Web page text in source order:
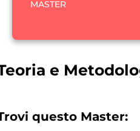
MASTER
e
questo Master: